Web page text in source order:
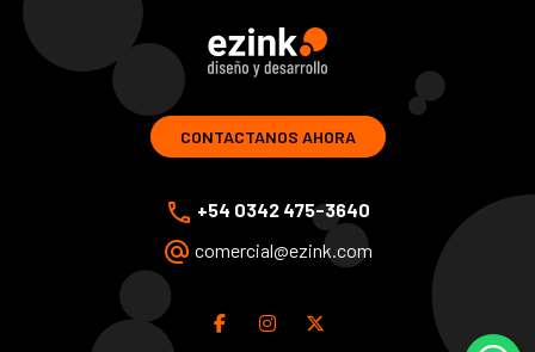
ezink | diseno y desarrollo de soluciones web
CONTACTANOS AHORA
phone +54 0342 475-3640
alternate_email comercial@ezink.com